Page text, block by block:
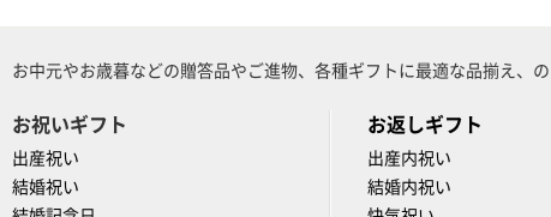
お中元やお歳暮などの贈答品やご進物、各種ギフトに最適な品揃え、
お祝いギフト
出産祝い
結婚祝い
お返しギフト
出産内祝い
結婚内祝い